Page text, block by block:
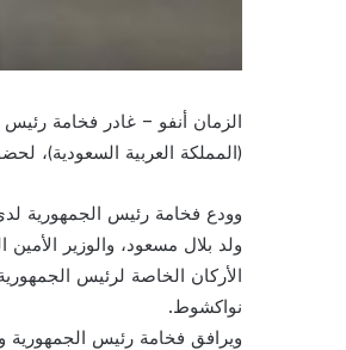
الزمان أنفو – غادر فخامة
(المملكة العربية السعودية)،
وودع فخامة رئيس الجمهورية
ولد بلال مسعود، والوزير
الأركان الخاصة لرئيس
نواكشوط.
ويرافق فخامة رئيس الجمهورية